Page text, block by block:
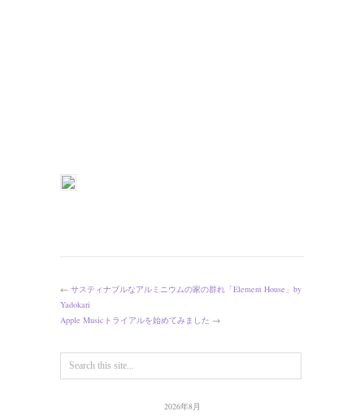
← サスティナブルなアルミニウムの家の群れ「Element House」by
Yadokari
Apple Musicトライアルを始めてみました →
2026年8月